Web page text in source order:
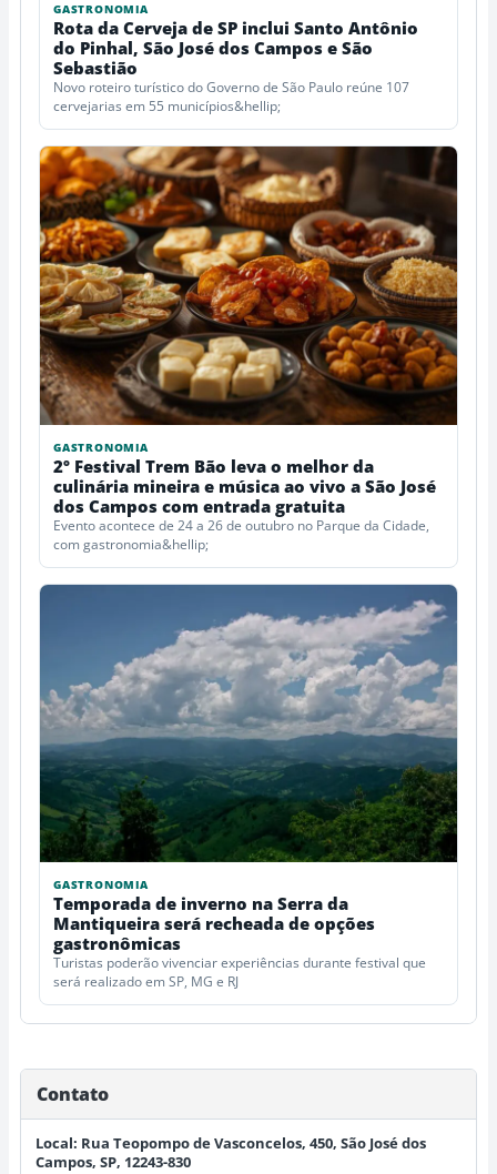
GASTRONOMIA
Rota da Cerveja de SP inclui Santo Antônio
do Pinhal, São José dos Campos e São
Sebastião
Novo roteiro turístico do Governo de São Paulo reúne 107
cervejarias em 55 municípios&hellip;
GASTRONOMIA
2º Festival Trem Bão leva o melhor da
culinária mineira e música ao vivo a São José
dos Campos com entrada gratuita
Evento acontece de 24 a 26 de outubro no Parque da Cidade,
com gastronomia&hellip;
GASTRONOMIA
Temporada de inverno na Serra da
Mantiqueira será recheada de opções
gastronômicas
Turistas poderão vivenciar experiências durante festival que
será realizado em SP, MG e RJ
Contato
Local: Rua Teopompo de Vasconcelos, 450, São José dos
Campos, SP, 12243-830